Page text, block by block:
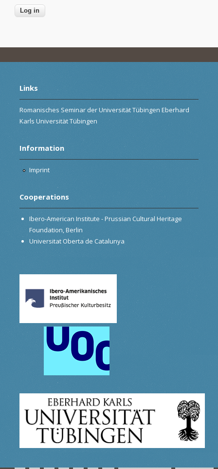
Links
Romanisches Seminar der Universität Tübingen Eberhard
Karls Universität Tübingen
Information
Imprint
Cooperations
Ibero-American Institute - Prussian Cultural Heritage
Foundation, Berlin
Universitat Oberta de Catalunya